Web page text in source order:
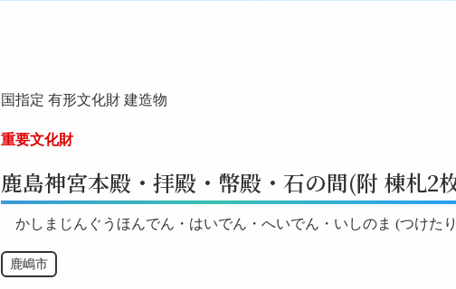
国指定 有形文化財 建造物
重要文化財
鹿島神宮本殿・拝殿・幣殿・石の間(附 棟札2
かしまじんぐうほんでん・はいでん・へいでん・いしのま (つけた
鹿嶋市